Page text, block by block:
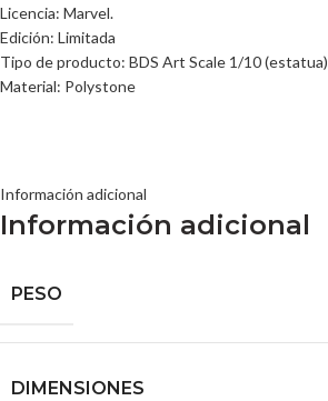
Licencia: Marvel.
Edición: Limitada
Tipo de producto: BDS Art Scale 1/10 (estatua)
Material: Polystone
Información adicional
Información adicional
PESO
DIMENSIONES